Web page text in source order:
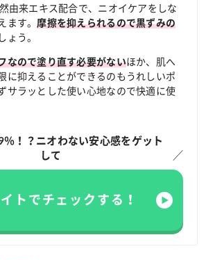
由来エキス配合で、ニオイケアをしな
ます。摩擦を抑えられるので黒ずみの
ょう。
なので塗り直す必要がないほか、肌へ
に抑えることができるのもうれしいポ
サラッとした使い心地なので快適に使
！？ニオわない安心感をゲット
して
トでチェックする！